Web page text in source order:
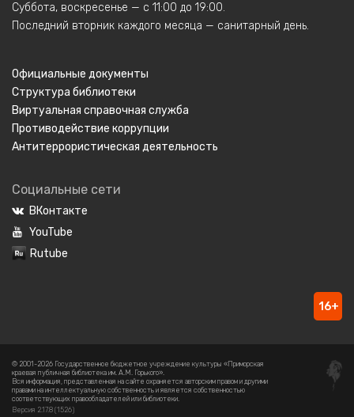
Суббота, воскресенье — с 11:00 до 19:00.
Последний вторник каждого месяца — санитарный день.
Официальные документы
Структура библиотеки
Виртуальная справочная служба
Противодействие коррупции
Антитеррористическая деятельность
Социальные сети
ВКонтакте
YouTube
Rutube
16+
© 2001-2026 Государственное бюджетное учреждение культуры «Приморская
краевая публичная библиотека им. А.М. Горького».
Вся информация, представленная на сайте охраняется авторским правом и другими
правами на интеллектуальную собственность и является собственностью
соответствующих правообладателей или библиотеки.
Версия 2.17.8 (1526)